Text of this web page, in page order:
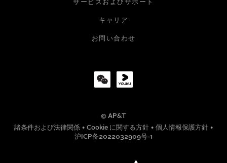
© AP&T
諸条件および法律関係 • Cookie に関する方針 • 個人情報保護方針 •
沪ICP备2022032909号-1
サービスおよびサポート
キャリア
お問い合わせ